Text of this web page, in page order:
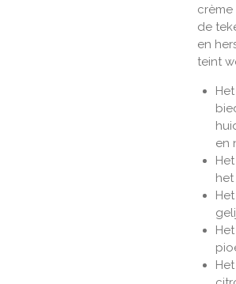
de
en
teint
en